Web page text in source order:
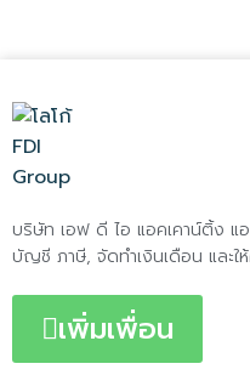
บริษัท เอฟ ดี ไอ แอคเคาน์ติ้ง แ
บัญชี ภาษี, จัดทำเงินเดือน และใ
เพิ่มเพื่อน